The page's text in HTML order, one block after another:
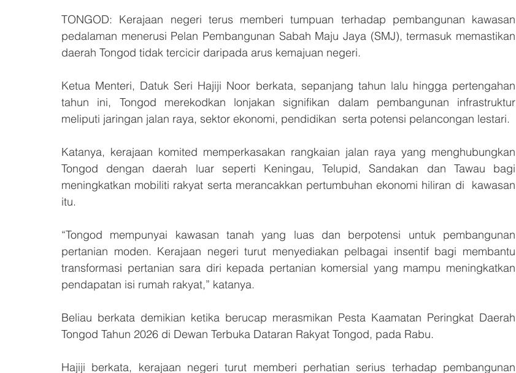
TONGOD: Kerajaan negeri terus memberi tumpuan terhadap pembangunan kawasan
pedalaman menerusi Pelan Pembangunan Sabah Maju Jaya (SMJ), termasuk memastikan
daerah Tongod tidak tercicir daripada arus kemajuan negeri.
Ketua Menteri, Datuk Seri Hajiji Noor berkata, sepanjang tahun lalu hingga pertengahan
tahun ini, Tongod merekodkan lonjakan signifikan dalam pembangunan infrastruktur
meliputi jaringan jalan raya, sektor ekonomi, pendidikan  serta potensi pelancongan lestari.
Katanya, kerajaan komited memperkasakan rangkaian jalan raya yang menghubungkan
Tongod dengan daerah luar seperti Keningau, Telupid, Sandakan dan Tawau bagi
meningkatkan mobiliti rakyat serta merancakkan pertumbuhan ekonomi hiliran di  kawasan
itu.
“Tongod mempunyai kawasan tanah yang luas dan berpotensi untuk pembangunan
pertanian moden. Kerajaan negeri turut menyediakan pelbagai insentif bagi membantu
transformasi pertanian sara diri kepada pertanian komersial yang mampu meningkatkan
pendapatan isi rumah rakyat,” katanya.
Beliau berkata demikian ketika berucap merasmikan Pesta Kaamatan Peringkat Daerah
Tongod Tahun 2026 di Dewan Terbuka Dataran Rakyat Tongod, pada Rabu.
Hajiji berkata, kerajaan negeri turut memberi perhatian serius terhadap pembangunan